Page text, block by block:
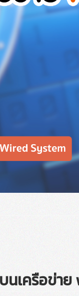
เครือข่าย